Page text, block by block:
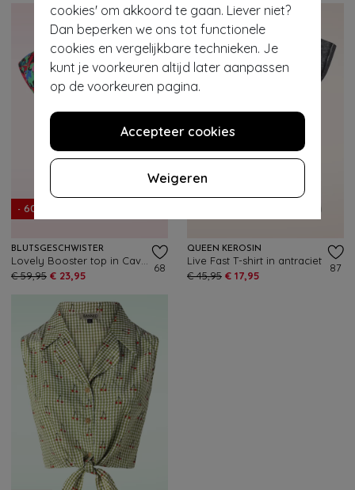
cookies' om akkoord te gaan. Liever niet?
Dan beperken we ons tot functionele
cookies en vergelijkbare technieken. Je
kunt je voorkeuren altijd later aanpassen
op de voorkeuren pagina.
Accepteer cookies
Weigeren
- 60%
BLUTSGESCHWISTER
€ 59,95 € 23,95
68
QUEEN KEROSIN
Live Fast T-shirt in antraciet
€ 45,95 € 17,95
87